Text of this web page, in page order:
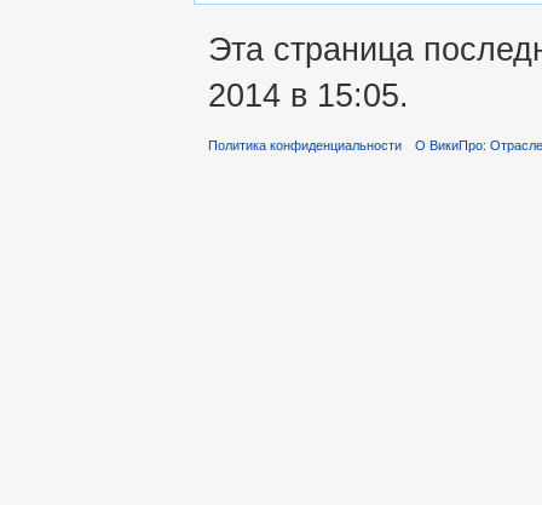
Эта страница
2014 в 15:05.
Политика конфиденциальности О ВикиПро: